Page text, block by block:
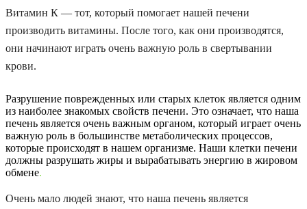
Витамин К — тот, который помогает нашей печени
производить витамины. После того, как они производятся,
они начинают играть очень важную роль в свертывании
крови.
Разрушение поврежденных или старых клеток является одним
из наиболее знакомых свойств печени. Это означает, что наша
печень является очень важным органом, который играет очень
важную роль в большинстве метаболических процессов,
которые происходят в нашем организме. Наши клетки печени
должны разрушать жиры и вырабатывать энергию в жировом
обмене.
Очень мало людей знают, что наша печень является